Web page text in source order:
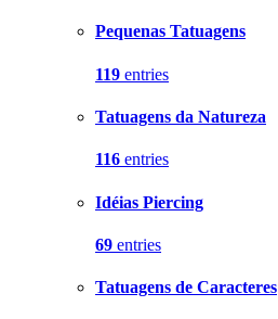
Pequenas Tatuagens
119 entries
Tatuagens da Natureza
116 entries
Idéias Piercing
69 entries
Tatuagens de Caracteres